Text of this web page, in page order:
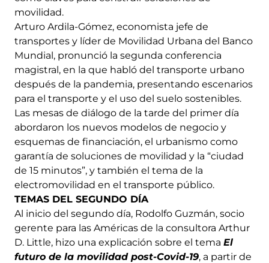
movilidad.
Arturo Ardila-Gómez, economista jefe de
transportes y líder de Movilidad Urbana del Banco
Mundial, pronunció la segunda conferencia
magistral, en la que habló del transporte urbano
después de la pandemia, presentando escenarios
para el transporte y el uso del suelo sostenibles.
Las mesas de diálogo de la tarde del primer día
abordaron los nuevos modelos de negocio y
esquemas de financiación, el urbanismo como
garantía de soluciones de movilidad y la “ciudad
de 15 minutos”, y también el tema de la
electromovilidad en el transporte público.
TEMAS DEL SEGUNDO DÍA
Al inicio del segundo día, Rodolfo Guzmán, socio
gerente para las Américas de la consultora Arthur
D. Little, hizo una explicación sobre el tema El
futuro de la movilidad post-Covid-19, a partir de